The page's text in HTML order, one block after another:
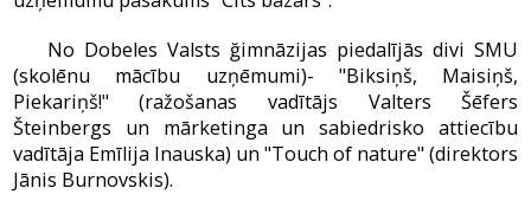
No Dobeles Valsts ğimnāzijas piedalījās divi SMU
(skolēnu mācību uzņēmumi)- "Biksiņš, Maisiņš,
Piekariņš!" (ražošanas vadītājs Valters Šēfers
Šteinbergs un mārketinga un sabiedrisko attiecību
vadītāja Emīlija Inauska) un "Touch of nature" (direktors
Jānis Burnovskis).